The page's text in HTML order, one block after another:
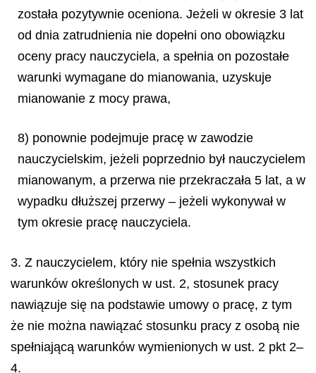
została pozytywnie oceniona. Jeżeli w okresie 3 lat
od dnia zatrudnienia nie dopełni ono obowiązku
oceny pracy nauczyciela, a spełnia on pozostałe
warunki wymagane do mianowania, uzyskuje
mianowanie z mocy prawa,
8) ponownie podejmuje pracę w zawodzie
nauczycielskim, jeżeli poprzednio był nauczycielem
mianowanym, a przerwa nie przekraczała 5 lat, a w
wypadku dłuższej przerwy – jeżeli wykonywał w
tym okresie pracę nauczyciela.
3. Z nauczycielem, który nie spełnia wszystkich
warunków określonych w ust. 2, stosunek pracy
nawiązuje się na podstawie umowy o pracę, z tym
że nie można nawiązać stosunku pracy z osobą nie
spełniającą warunków wymienionych w ust. 2 pkt 2–
4.